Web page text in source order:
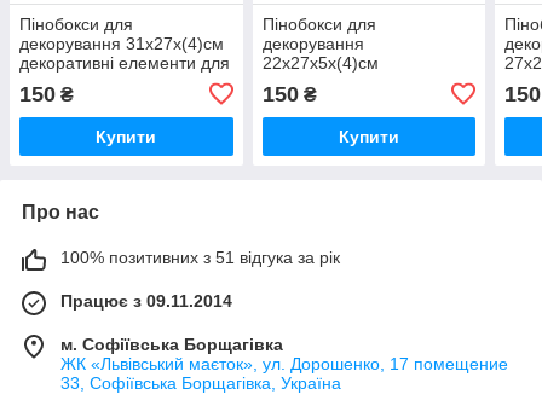
Пінобокси для
декорування 31х27х(4)см
декоративні елементи для
творчості. / Пінобокси для
декорування 31х27х(4)см
декоративні
150 ₴
Купити
Пінобокси для
декорування
22х27х5х(4)см
декоративні елементи для
творчості. / Пінобокси для
декорування
22х27х5х(4)см
декоративні
150₴
Купити
150
Про нас
100% позитивних з 51 відгука за рік
Працює з 09.11.2014
м. Софіївська Борщагівка
ЖК «Львівський маєток», ул. Дорошенко, 17 помещение
33, Софіївська Борщагівка, Україна